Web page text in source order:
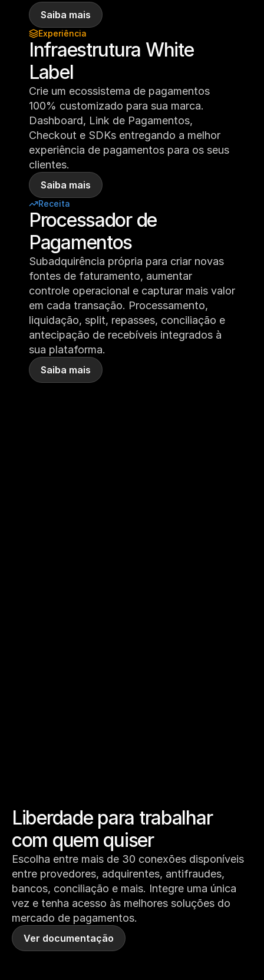
Saiba mais
Experiência
Infraestrutura White
Label
Crie um ecossistema de pagamentos
100% customizado para sua marca.
Dashboard, Link de Pagamentos,
Checkout e SDKs entregando a melhor
experiência de pagamentos para os seus
clientes.
Saiba mais
Receita
Processador de
Pagamentos
Subadquirência própria para criar novas
fontes de faturamento, aumentar
controle operacional e capturar mais valor
em cada transação. Processamento,
liquidação, split, repasses, conciliação e
antecipação de recebíveis integrados à
sua plataforma.
Saiba mais
Liberdade para trabalhar
com quem quiser
Escolha entre mais de 30 conexões disponíveis
entre provedores, adquirentes, antifraudes,
bancos, conciliação e mais. Integre uma única
vez e tenha acesso às melhores soluções do
mercado de pagamentos.
Ver documentação